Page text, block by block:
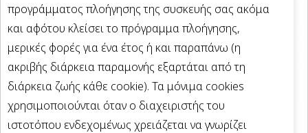
προγράμματος πλοήγησης της συσκευής σας ακόμα
και αφότου κλείσει το πρόγραμμα πλοήγησης,
μερικές φορές για ένα έτος ή και παραπάνω (η
ακριβής διάρκεια παραμονής εξαρτάται από τη
διάρκεια ζωής κάθε cookie). Τα μόνιμα cookies
χρησιμοποιούνται όταν ο διαχειριστής του
ιστοτόπου ενδεχομένως χρειάζεται να γνωρίζει